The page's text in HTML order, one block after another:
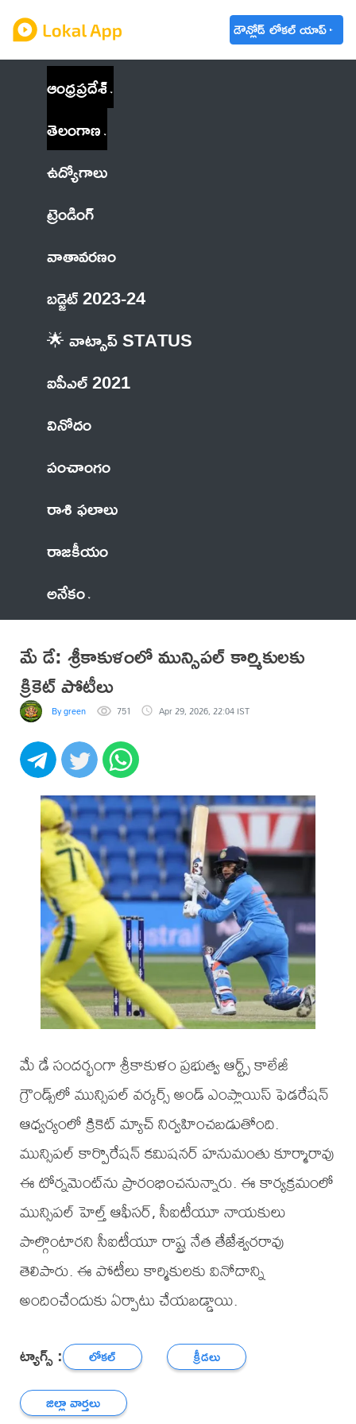
డౌన్లోడ్ లోకల్ యాప్
ఆంధ్రప్రదేశ్
తెలంగాణ
ఉద్యోగాలు
ట్రెండింగ్
వాతావరణం
బడ్జెట్ 2023-24
🌟 వాట్సాప్ STATUS
ఐపీఎల్ 2021
వినోదం
పంచాంగం
రాశి ఫలాలు
రాజకీయం
అనేకం
మే డే: శ్రీకాకుళంలో మున్సిపల్ కార్మికులకు
క్రికెట్ పోటీలు
By green 751 Apr 29, 2026, 22:04 IST
మే డే సందర్భంగా శ్రీకాకుళం ప్రభుత్వ ఆర్ట్స్ కాలేజీ
గ్రౌండ్స్‌లో మున్సిపల్ వర్కర్స్ అండ్ ఎంప్లాయిస్ ఫెడరేషన్
ఆధ్వర్యంలో క్రికెట్ మ్యాచ్ నిర్వహించబడుతోంది.
మున్సిపల్ కార్పొరేషన్ కమిషనర్ హనుమంతు కూర్మారావు
ఈ టోర్నమెంట్‌ను ప్రారంభించనున్నారు. ఈ కార్యక్రమంలో
మున్సిపల్ హెల్త్ ఆఫీసర్, సీఐటీయూ నాయకులు
పాల్గొంటారని సీఐటీయూ రాష్ట్ర నేత తేజేశ్వరరావు
తెలిపారు. ఈ పోటీలు కార్మికులకు వినోదాన్ని
అందించేందుకు ఏర్పాటు చేయబడ్డాయి.
ట్యాగ్స్ : లోకల్
క్రీడలు
జిల్లా వార్తలు